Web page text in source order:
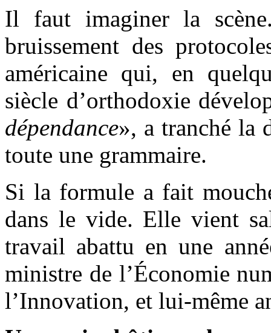
Il faut imaginer la
bruissement des
américaine qui, en
siècle d’orthodoxie
dépendance», a tranché la
toute une grammaire.
Si la formule a fait
dans le vide. Elle vient
travail abattu en une
ministre de l’Économie
l’Innovation, et lui-même